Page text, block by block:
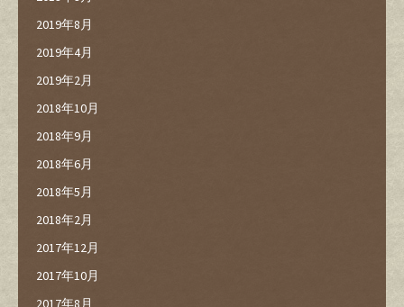
2019年8月
2019年4月
2019年2月
2018年10月
2018年9月
2018年6月
2018年5月
2018年2月
2017年12月
2017年10月
2017年8月